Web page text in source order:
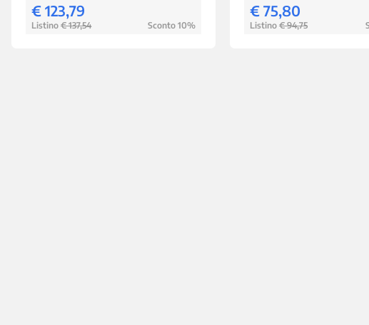
€ 123,79
Listino € 137,54 Sconto 10%
€ 75,80
Listino € 94,75